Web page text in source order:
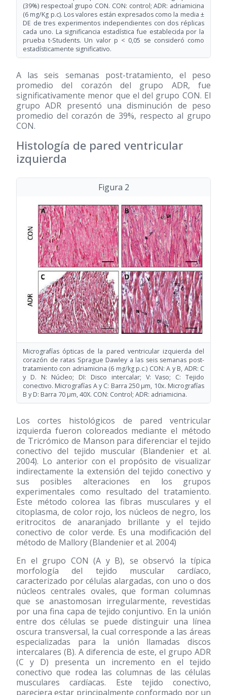
(39%) respectoal grupo CON. CON: control; ADR: adriamicina
(6 mg/Kg p.c). Los valores están expresados como la media ±
DE de tres experimentos independientes con dos réplicas
cada uno. La significancia estadística fue establecida por la
prueba t-Students. Un valor p < 0,05 se consideró como
estadísticamente significativo.
A las seis semanas post-tratamiento, el peso
promedio del corazón del grupo ADR, fue
significativamente menor que el del grupo CON. El
grupo ADR presentó una disminución de peso
promedio del corazón de 39%, respecto al grupo
CON.
Histología de pared ventricular
izquierda
Figura 2
Micrografías ópticas de la pared ventricular izquierda del
corazón de ratas Sprague Dawley a las seis semanas post-
tratamiento con adriamicina (6 mg/kg p.c.) CON: A y B, ADR: C
y D. N: Núcleo; DI: Disco intercalar; V: Vaso; C: Tejido
conectivo. Micrografías A y C: Barra 250 μm, 10x. Micrografías
B y D: Barra 70 μm, 40X. CON: Control; ADR: adriamicina.
Los cortes histológicos de pared ventricular
izquierda fueron coloreados mediante el método
de Tricrómico de Manson para diferenciar el tejido
conectivo del tejido muscular (Blandenier et al.
2004). Lo anterior con el propósito de visualizar
indirectamente la extensión del tejido conectivo y
sus posibles alteraciones en los grupos
experimentales como resultado del tratamiento.
Este método colorea las fibras musculares y el
citoplasma, de color rojo, los núcleos de negro, los
eritrocitos de anaranjado brillante y el tejido
conectivo de color verde. Es una modificación del
método de Mallory (Blandenier et al. 2004)
En el grupo CON (A y B), se observó la típica
morfología del tejido muscular cardíaco,
caracterizado por células alargadas, con uno o dos
núcleos centrales ovales, que forman columnas
que se anastomosan irregularmente, revestidas
por una fina capa de tejido conjuntivo. En la unión
entre dos células se puede distinguir una línea
oscura transversal, la cual corresponde a las áreas
especializadas para la unión llamadas discos
intercalares (B). A diferencia de este, el grupo ADR
(C y D) presenta un incremento en el tejido
conectivo que rodea las columnas de las células
musculares cardíacas. Este tejido conectivo,
pareciera estar principalmente conformado por un